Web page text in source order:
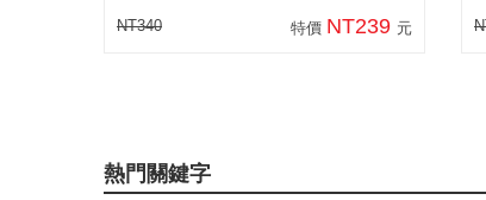
NT340 特價 NT239 元
熱門關鍵字